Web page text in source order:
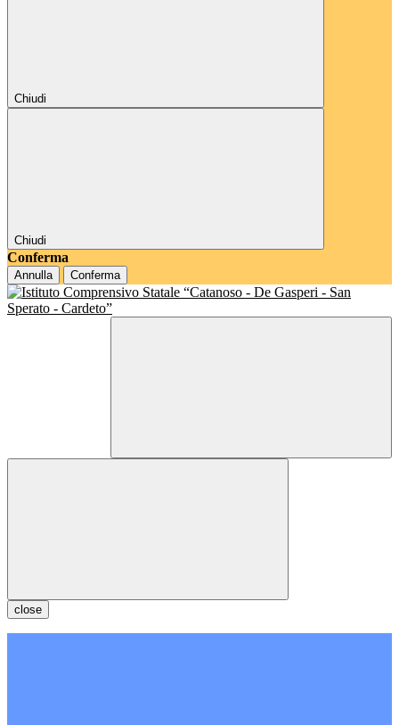
Chiudi
Chiudi
Conferma
Annulla Conferma
close